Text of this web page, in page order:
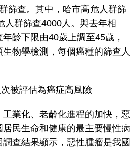
篩查。其中，哈市高危人群篩
人群篩查4000人。與去年相
齡下限由40歲上調至45歲，
物學檢測，每個癌種的篩查人
評估為癌症高風險
業化、老齡化進程的加快，惡
民生命和健康的最主要慢性病
查結果顯示，惡性腫瘤是我國